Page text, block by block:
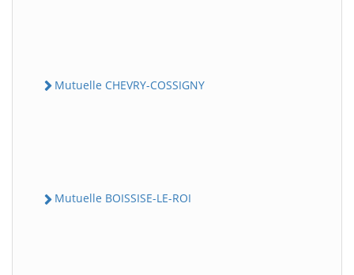
Mutuelle CHEVRY-COSSIGNY
Mutuelle BOISSISE-LE-ROI